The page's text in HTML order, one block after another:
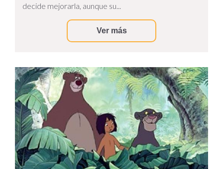
decide mejorarla, aunque su...
Ver más